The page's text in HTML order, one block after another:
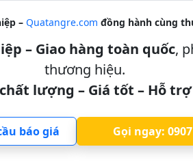
–Quatangre.com đồng hành cùng
– Giao hàng toàn quốc,
thương hiệu.
lượng – Giá tốt – Hỗ
báo giá Gọi ngay: